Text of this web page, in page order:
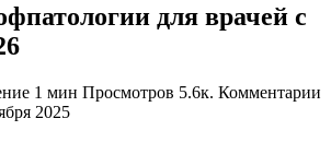
для врачей с
1 мин Просмотров 5.6к. Комментарии
2025